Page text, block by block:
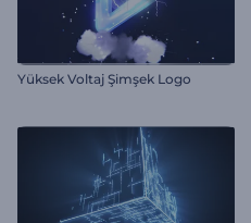
Yüksek Voltaj Şimşek Logo